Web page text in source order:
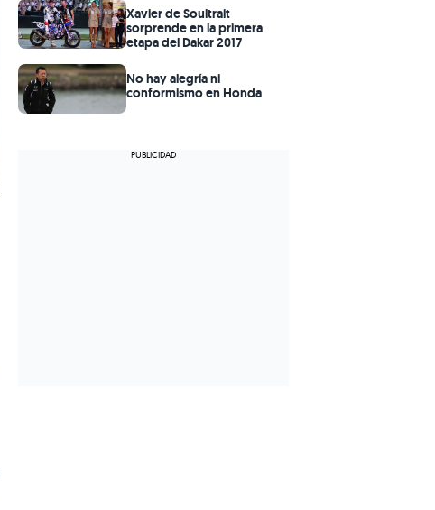
Xavier de Soultrait
sorprende en la primera
etapa del Dakar 2017
No hay alegría ni
conformismo en Honda